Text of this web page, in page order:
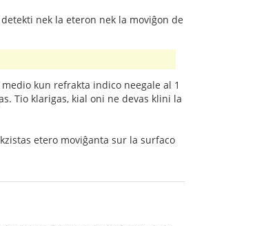
nek la eteron nek la moviĝon de
kun refrakta indico neegale al 1
Tio klarigas, kial oni ne devas klini la
etero moviĝanta sur la surfaco